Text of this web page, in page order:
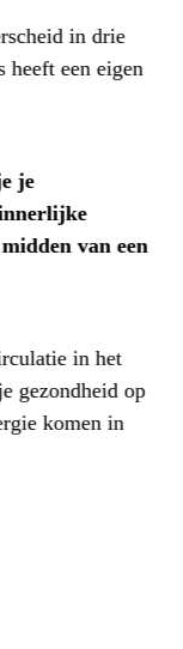
in drie
heeft een eigen
je
van een
in het
gezondheid op
komen in